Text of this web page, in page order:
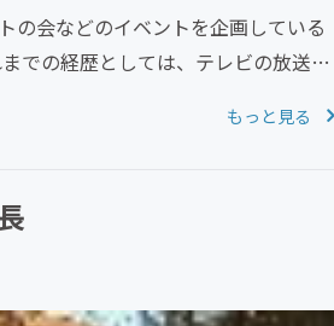
の会などのイベントを企画している
での経歴としては、テレビの放送作
もっと見る